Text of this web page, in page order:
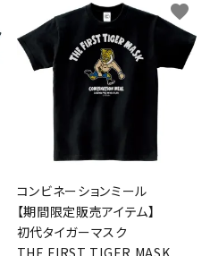
コンビネーションミール
【期間限定販売アイテム】
初代タイガーマスク
THE FIRST TIGER MASK
favorite